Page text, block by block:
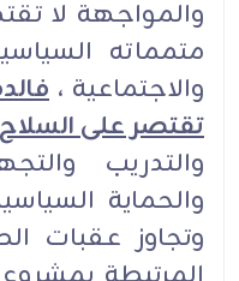
والمواجهة لا
متمماته
والاجتماعية ،
تقتصر على
والتدريب
والحماية
وتجاوز عقبات